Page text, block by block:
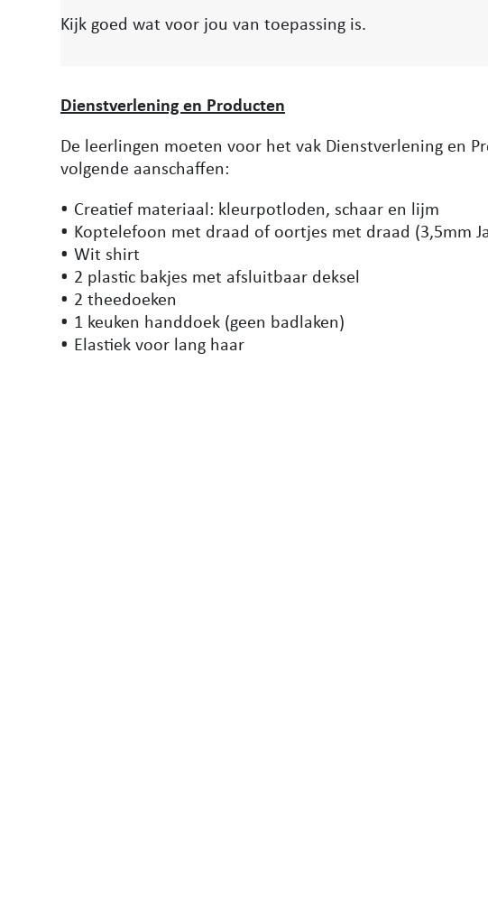
Kijk goed wat voor jou van toepassing is.
Dienstverlening en Producten
De leerlingen moeten voor het vak Dienstverlening en
volgende aanschaffen:
Creatief materiaal: kleurpotloden, schaar en lijm
Koptelefoon met draad of oortjes met draad (3,5mm
Wit shirt
2 plastic bakjes met afsluitbaar deksel
2 theedoeken
1 keuken handdoek (geen badlaken)
Elastiek voor lang haar